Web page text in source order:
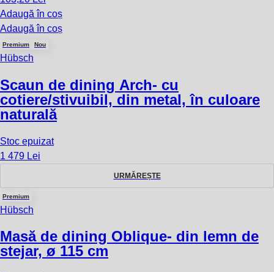
Adaugă în coș
Adaugă în coș
Premium Nou
Hübsch
Scaun de dining Arch- cu
cotiere/stivuibil, din metal, în culoare
naturală
Stoc epuizat
1 479 Lei
URMĂREȘTE
Premium
Hübsch
Masă de dining Oblique- din lemn de
stejar, ø 115 cm